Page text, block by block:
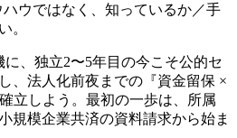
ウではなく、知っているか／手
。
に、独立2〜5年目の今こそ公的セ
、法人化前夜までの『資金留保 ×
立しよう。最初の一歩は、所属
規模企業共済の資料請求から始ま